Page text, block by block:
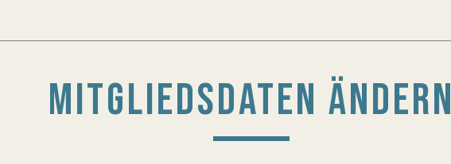
MITGLIEDSDATEN ÄNDERN